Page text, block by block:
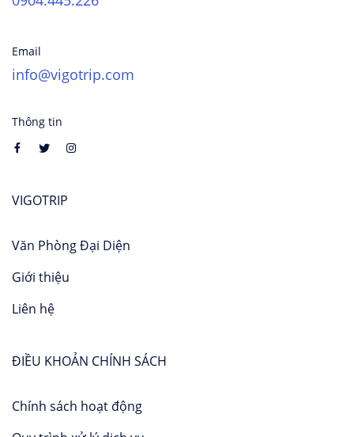
Email
info@vigotrip.com
Thông tin
VIGOTRIP
Văn Phòng Đại Diện
Giới thiệu
Liên hệ
ĐIỀU KHOẢN CHÍNH SÁCH
Chính sách hoạt động